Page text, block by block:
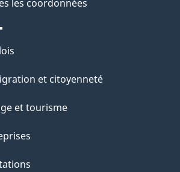
les coordonnées
et citoyenneté
et tourisme